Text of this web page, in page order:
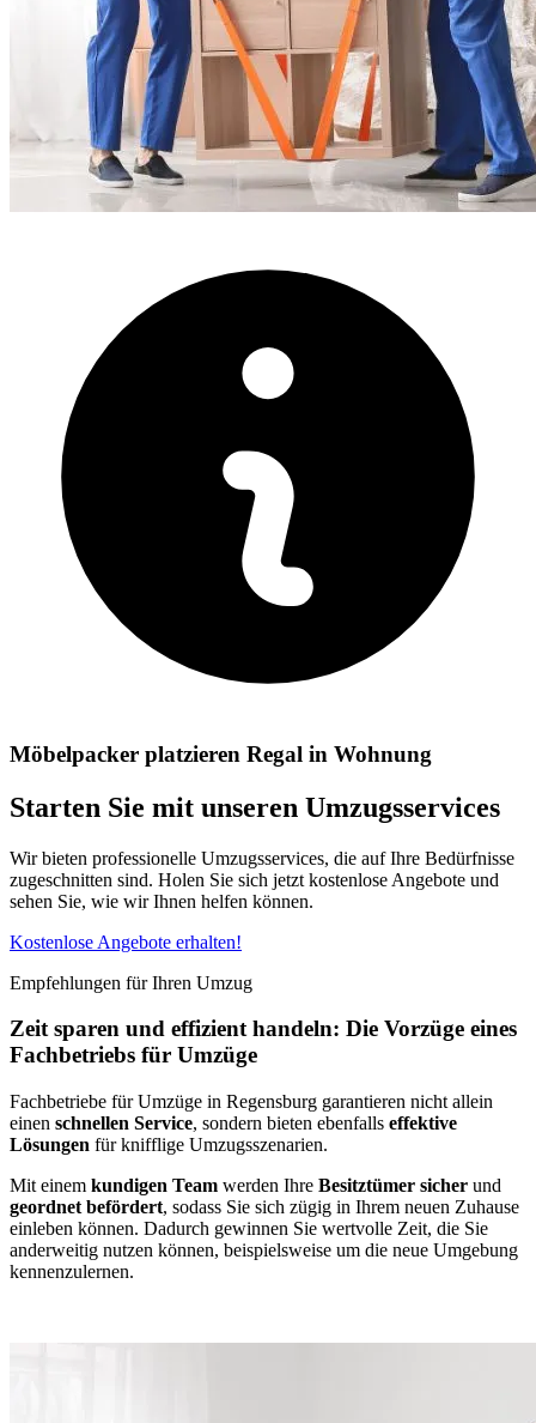
Möbelpacker platzieren Regal in Wohnung
Starten Sie mit unseren Umzugsservices
Wir bieten professionelle Umzugsservices, die auf Ihre Bedürfnisse
zugeschnitten sind. Holen Sie sich jetzt kostenlose Angebote und
sehen Sie, wie wir Ihnen helfen können.
Kostenlose Angebote erhalten!
Empfehlungen für Ihren Umzug
Zeit sparen und effizient handeln: Die Vorzüge eines
Fachbetriebs für Umzüge
Fachbetriebe für Umzüge in Regensburg garantieren nicht allein
einen schnellen Service, sondern bieten ebenfalls effektive
Lösungen für knifflige Umzugsszenarien.
Mit einem kundigen Team werden Ihre Besitztümer sicher und
geordnet befördert, sodass Sie sich zügig in Ihrem neuen Zuhause
einleben können. Dadurch gewinnen Sie wertvolle Zeit, die Sie
anderweitig nutzen können, beispielsweise um die neue Umgebung
kennenzulernen.